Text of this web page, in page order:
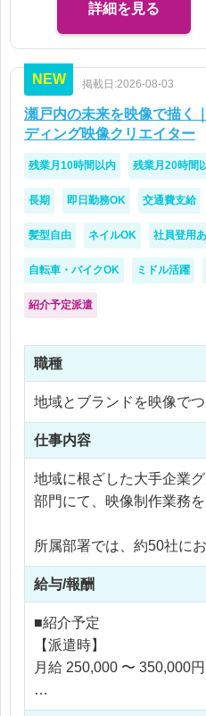
■■■主な業務内容■■■
・広告原稿、テキスト、
・広告管理画面での設定
・配信スケジュールや進行
・運用会社とのやり取り
・広告配信レポート作成
・Excelを使用した数値の
・デジタル広告運用業務
＜やらなくていいこと・求
が担当します。
そのため、広告運用全体
ンではありません。
また、レポート作成にお
のやり取りは基本的に発
クライアント向けの分析
料の作成も、メイン業務
あくまで、社員や運用会
進められるよう、入稿・
理などのバックエンド業
す。
・CTR、CPC、CPA、
・Excelの基本操作ができ
詳細を見る
NEW 掲載日:2026-08-03
瀬戸内の未来を映像で描く
ディング映像クリエイター
残業月10時間以内 残業月20時間
長期 即日勤務OK 交通費支給
髪型自由 ネイルOK 社員登用
自転車・バイクOK ミドル活躍
紹介予定派遣
職種
地域とブランドを映像で
仕事内容
地域に根ざした大手企業
部門にて、映像制作業務
所属部署では、約50社に
クリエイティブを担って
ク、プロダクト、内装設
リストと連携しながら制
主な業務は、社長・経営
給与/報酬
■紹介予定
【派遣時】
月給 250,000 〜 350,000円